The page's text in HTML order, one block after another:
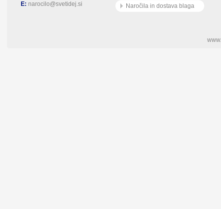
E: narocilo@svetidej.si Naročila in dostava blaga